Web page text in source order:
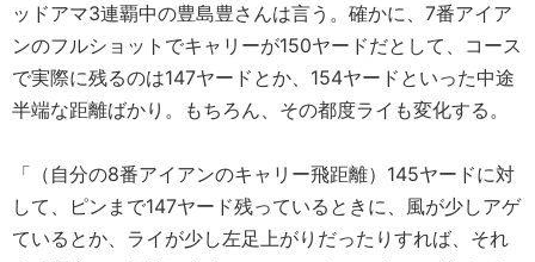
ッドアマ3連覇中の豊島豊さんは言う。確かに、7番アイア
ンのフルショットでキャリーが150ヤードだとして、コース
で実際に残るのは147ヤードとか、154ヤードといった中途
半端な距離ばかり。もちろん、その都度ライも変化する。
「（自分の8番アイアンのキャリー飛距離）145ヤードに対
して、ピンまで147ヤード残っているときに、風が少しアゲ
ているとか、ライが少し左足上がりだったりすれば、それ